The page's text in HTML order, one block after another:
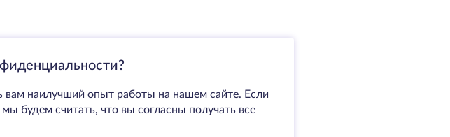
наилучший опыт работы на нашем сайте. Если
будем считать, что вы согласны получать все